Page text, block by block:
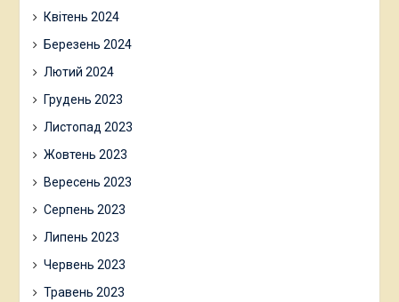
Квітень 2024
Березень 2024
Лютий 2024
Грудень 2023
Листопад 2023
Жовтень 2023
Вересень 2023
Серпень 2023
Липень 2023
Червень 2023
Травень 2023